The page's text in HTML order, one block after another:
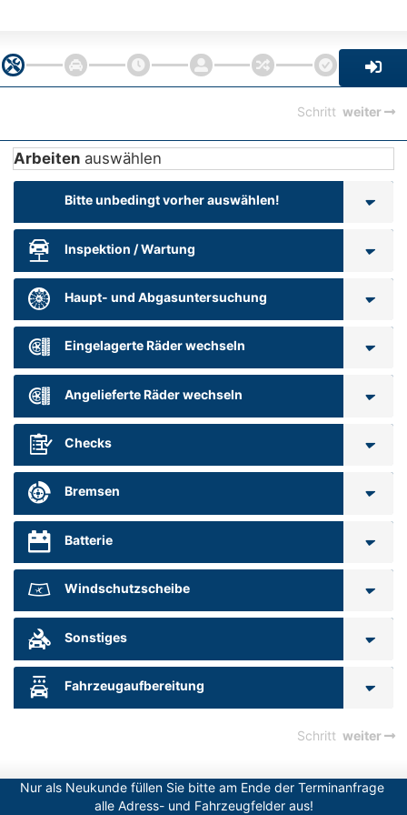
Schritt weiter
Arbeiten auswählen
Bitte unbedingt vorher auswählen!
Inspektion / Wartung
Haupt- und Abgasuntersuchung
Eingelagerte Räder wechseln
Angelieferte Räder wechseln
Checks
Bremsen
Batterie
Windschutzscheibe
Sonstiges
Fahrzeugaufbereitung
Schritt weiter
Nur als Neukunde füllen Sie bitte am Ende der Terminanfrage
alle Adress- und Fahrzeugfelder aus!